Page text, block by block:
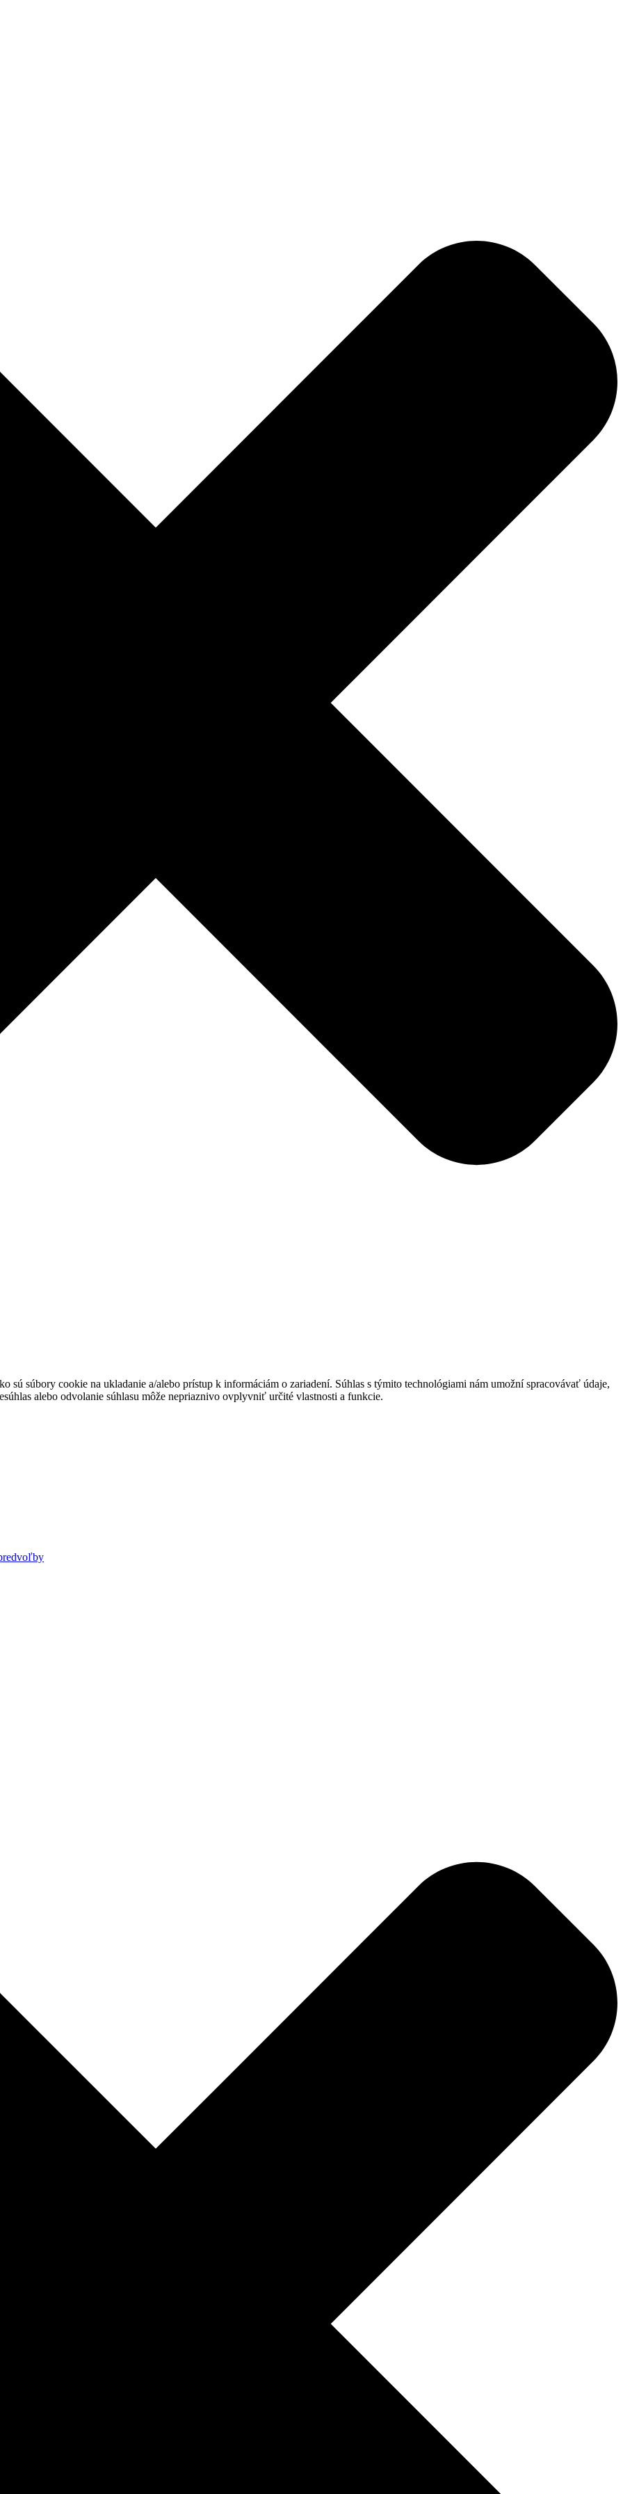
sú súbory cookie na ukladanie a/alebo prístup k informáciám o zariadení. Súhlas s týmito technológiami nám umožní spracovávať údaje,
alebo odvolanie súhlasu môže nepriaznivo ovplyvniť určité vlastnosti a funkcie.